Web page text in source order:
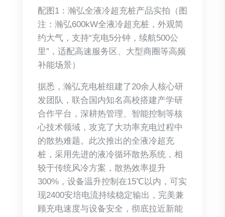
配图1：瀚弘全液冷超充桩产品实拍（图
注：瀚弘600kW全液冷超充桩，外观简
约大气，支持“充电5分钟，续航500公
里”，适配高速服务区、大型商圈等高频
补能场景）
据悉，瀚弘充电桩组建了20余人核心研
发团队，联合国内知名高校搭建产学研
合作平台，深耕热管理、智能控制等核
心技术领域，攻克了大功率充电过程中
的散热难题。此次推出的全液冷超充
桩，采用先进的液冷循环散热系统，相
较于传统风冷方案，散热效率提升
300%，设备温升控制在15℃以内，可实
现2400安培电流持续稳定输出，完美兼
顾充电速度与设备安全，彻底拉近新能